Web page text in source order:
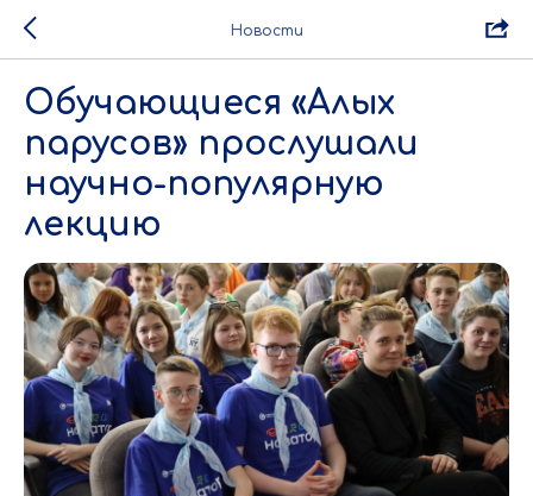
Новости
Обучающиеся «Алых
парусов» прослушали
научно-популярную
лекцию